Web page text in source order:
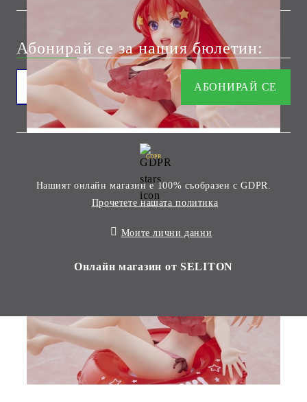
Абонирай се за нашия бюлетин:
GDPR
Нашият онлайн магазин е 100% съобразен с GDPR.
Прочетете нашата политика
Моите лични данни
Онлайн магазин от SELITON